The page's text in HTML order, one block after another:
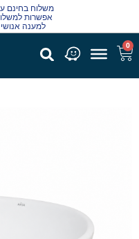
משלוח בחינם עד
אפשרות
למענה אנושי
0